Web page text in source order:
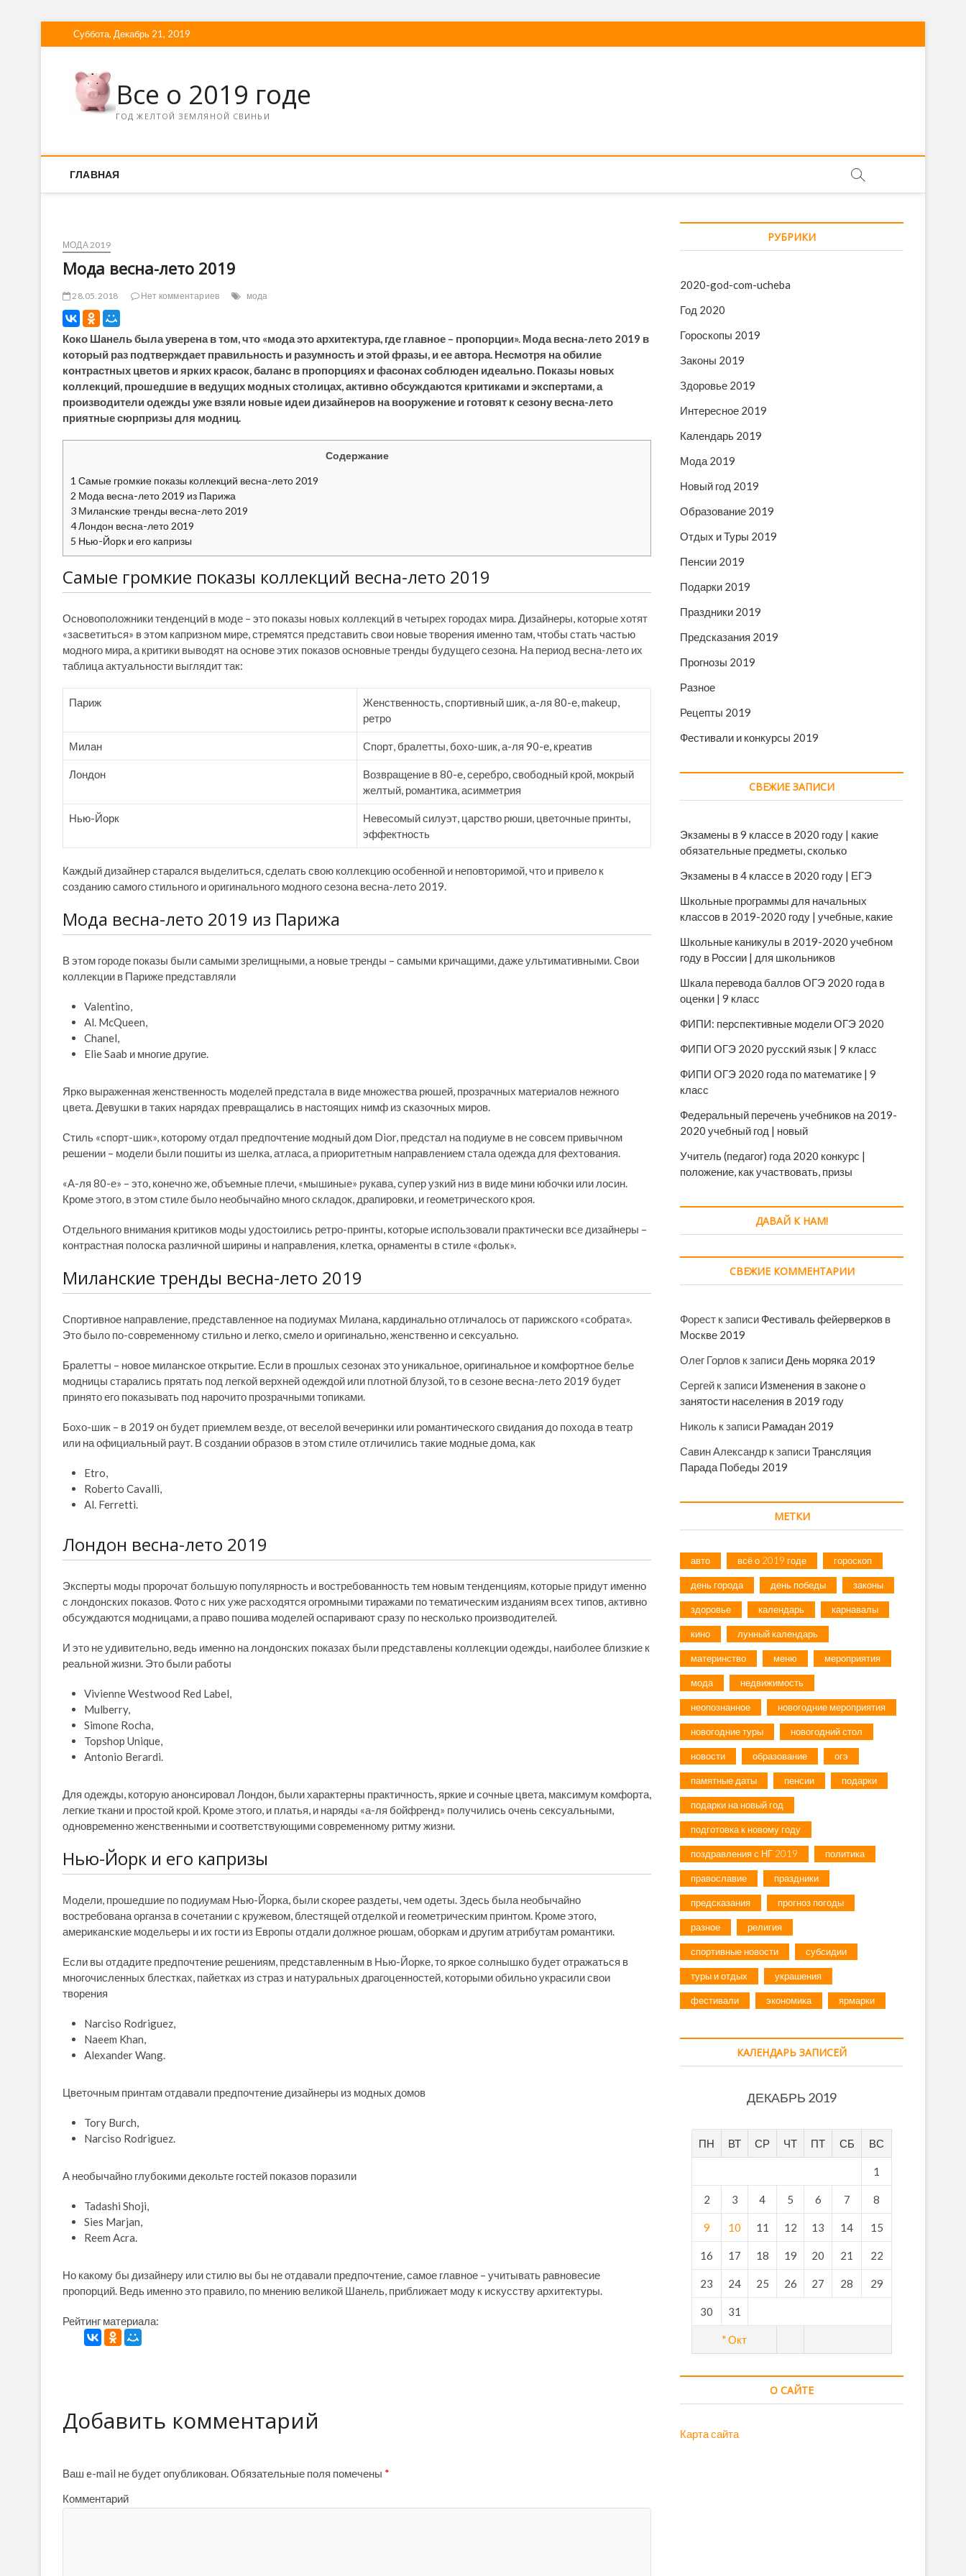
Суббота, Декабрь 21, 2019
Все о 2019 годе
ГОД ЖЕЛТОЙ ЗЕМЛЯНОЙ СВИНЬИ
ГЛАВНАЯ
МОДА 2019
Мода весна-лето 2019
28.05.2018 Нет комментариев мода
Коко Шанель была уверена в том, что «мода это архитектура, где главное – пропорции». Мода весна-лето 2019 в
который раз подтверждает правильность и разумность и этой фразы, и ее автора. Несмотря на обилие
контрастных цветов и ярких красок, баланс в пропорциях и фасонах соблюден идеально. Показы новых
коллекций, прошедшие в ведущих модных столицах, активно обсуждаются критиками и экспертами, а
производители одежды уже взяли новые идеи дизайнеров на вооружение и готовят к сезону весна-лето
приятные сюрпризы для модниц.
Содержание
1 Самые громкие показы коллекций весна-лето 2019
2 Мода весна-лето 2019 из Парижа
3 Миланские тренды весна-лето 2019
4Лондон весна-лето 2019
5 Нью-Йорк и его капризы
Самые громкие показы коллекций весна-лето 2019
Основоположники тенденций в моде – это показы новых коллекций в четырех городах мира. Дизайнеры, которые хотят
«засветиться» в этом капризном мире, стремятся представить свои новые творения именно там, чтобы стать частью
модного мира, а критики выводят на основе этих показов основные тренды будущего сезона. На период весна-лето их
таблица актуальности выглядит так:
Париж
Женственность, спортивный шик, а-ля 80-е, makeup,
ретро
Милан Спорт, бралетты, бохо-шик, а-ля 90-е, креатив
Лондон
Возвращение в 80-е, серебро, свободный крой, мокрый
желтый, романтика, асимметрия
Нью-Йорк
Невесомый силуэт, царство рюши, цветочные принты,
эффектность
Каждый дизайнер старался выделиться, сделать свою коллекцию особенной и неповторимой, что и привело к
созданию самого стильного и оригинального модного сезона весна-лето 2019.
Мода весна-лето 2019 из Парижа
В этом городе показы были самыми зрелищными, а новые тренды – самыми кричащими, даже ультимативными. Свои
коллекции в Париже представляли
Valentino,
Al. McQueen,
Chanel,
Elie Saab и многие другие.
Ярко выраженная женственность моделей предстала в виде множества рюшей, прозрачных материалов нежного
цвета. Девушки в таких нарядах превращались в настоящих нимф из сказочных миров.
Стиль «спорт-шик», которому отдал предпочтение модный дом Dior, предстал на подиуме в не совсем привычном
решении – модели были пошиты из шелка, атласа, а приоритетным направлением стала одежда для фехтования.
«А-ля 80-е» – это, конечно же, объемные плечи, «мышиные» рукава, супер узкий низ в виде мини юбочки или лосин.
Кроме этого, в этом стиле было необычайно много складок, драпировки, и геометрического кроя.
Отдельного внимания критиков моды удостоились ретро-принты, которые использовали практически все дизайнеры –
контрастная полоска различной ширины и направления, клетка, орнаменты в стиле «фольк».
Миланские тренды весна-лето 2019
Спортивное направление, представленное на подиумах Милана, кардинально отличалось от парижского «собрата».
Это было по-современному стильно и легко, смело и оригинально, женственно и сексуально.
Бралетты – новое миланское открытие. Если в прошлых сезонах это уникальное, оригинальное и комфортное белье
модницы старались прятать под легкой верхней одеждой или плотной блузой, то в сезоне весна-лето 2019 будет
принято его показывать под нарочито прозрачными топиками.
Бохо-шик – в 2019 он будет приемлем везде, от веселой вечеринки или романтического свидания до похода в театр
или на официальный раут. В создании образов в этом стиле отличились такие модные дома, как
Etro,
Roberto Cavalli,
Al. Ferretti.
Лондон весна-лето 2019
Эксперты моды пророчат большую популярность и востребованность тем новым тенденциям, которые придут именно
с лондонских показов. Фото с них уже расходятся огромными тиражами по тематическим изданиям всех типов, активно
обсуждаются модницами, а право пошива моделей оспаривают сразу по несколько производителей.
И это не удивительно, ведь именно на лондонских показах были представлены коллекции одежды, наиболее близкие к
реальной жизни. Это были работы
Vivienne Westwood Red Label,
Mulberry,
Simone Rocha,
Topshop Unique,
Antonio Berardi.
Для одежды, которую анонсировал Лондон, были характерны практичность, яркие и сочные цвета, максимум комфорта,
легкие ткани и простой крой. Кроме этого, и платья, и наряды «а-ля бойфренд» получились очень сексуальными,
одновременно женственными и соответствующими современному ритму жизни.
Нью-Йорк и его капризы
Модели, прошедшие по подиумам Нью-Йорка, были скорее раздеты, чем одеты. Здесь была необычайно
востребована органза в сочетании с кружевом, блестящей отделкой и геометрическим принтом. Кроме этого,
американские модельеры и их гости из Европы отдали должное рюшам, оборкам и другим атрибутам романтики.
Если вы отдадите предпочтение решениям, представленным в Нью-Йорке, то яркое солнышко будет отражаться в
многочисленных блестках, пайетках из страз и натуральных драгоценностей, которыми обильно украсили свои
творения
Narciso Rodriguez,
Naeem Khan,
Alexander Wang.
Цветочным принтам отдавали предпочтение дизайнеры из модных домов
Tory Burch,
Narciso Rodriguez.
А необычайно глубокими декольте гостей показов поразили
Tadashi Shoji,
Sies Marjan,
Reem Acra.
Но какому бы дизайнеру или стилю вы бы не отдавали предпочтение, самое главное – учитывать равновесие
пропорций. Ведь именно это правило, по мнению великой Шанель, приближает моду к искусству архитектуры.
Рейтинг материала:
Добавить комментарий
Ваш e-mail не будет опубликован. Обязательные поля помечены *
Комментарий
РУБРИКИ
2020-god-com-ucheba
Год 2020
Гороскопы 2019
Законы 2019
Здоровье 2019
Интересное 2019
Календарь 2019
Мода 2019
Новый год 2019
Образование 2019
Отдых и Туры 2019
Пенсии 2019
Подарки 2019
Праздники 2019
Предсказания 2019
Прогнозы 2019
Разное
Рецепты 2019
Фестивали и конкурсы 2019
СВЕЖИЕ ЗАПИСИ
Экзамены в 9 классе в 2020 году | какие
обязательные предметы, сколько
Экзамены в 4 классе в 2020 году | ЕГЭ
Школьные программы для начальных
классов в 2019-2020 году | учебные, какие
Школьные каникулы в 2019-2020 учебном
году в России | для школьников
Шкала перевода баллов ОГЭ 2020 года в
оценки | 9 класс
ФИПИ: перспективные модели ОГЭ 2020
ФИПИ ОГЭ 2020 русский язык | 9 класс
ФИПИ ОГЭ 2020 года по математике | 9
класс
Федеральный перечень учебников на 2019-
2020 учебный год | новый
Учитель (педагог) года 2020 конкурс |
положение, как участвовать, призы
ДАВАЙ К НАМ!
СВЕЖИЕ КОММЕНТАРИИ
Форест к записи Фестиваль фейерверков в
Москве 2019
Олег Горлов к записиДень моряка 2019
Сергей к записи Изменения в законе о
занятости населения в 2019 году
Николь к записи Рамадан 2019
Савин Александр к записиТрансляция
Парада Победы 2019
МЕТКИ
авто всё о 2019 годе гороскоп
день города день победы законы
здоровье календарь карнавалы
кино лунный календарь
материнство меню мероприятия
мода недвижимость
неопознанное новогодние мероприятия
новогодние туры новогодний стол
новости образование огэ
памятные даты пенсии подарки
подарки на новый год
подготовка к новому году
поздравления с НГ 2019 политика
православие праздники
предсказания прогноз погоды
разное религия
спортивные новости субсидии
туры и отдых украшения
фестивали экономика ярмарки
КАЛЕНДАРЬ ЗАПИСЕЙ
ДЕКАБРЬ 2019
ПН ВТ СР ЧТ ПТ СБ ВС
" Окт
1
2 3 4 5 6 7 8
9 10 11 12 13 14 15
16 17 18 19 20 21 22
23 24 25 26 27 28 29
30 31
О САЙТЕ
Карта сайта